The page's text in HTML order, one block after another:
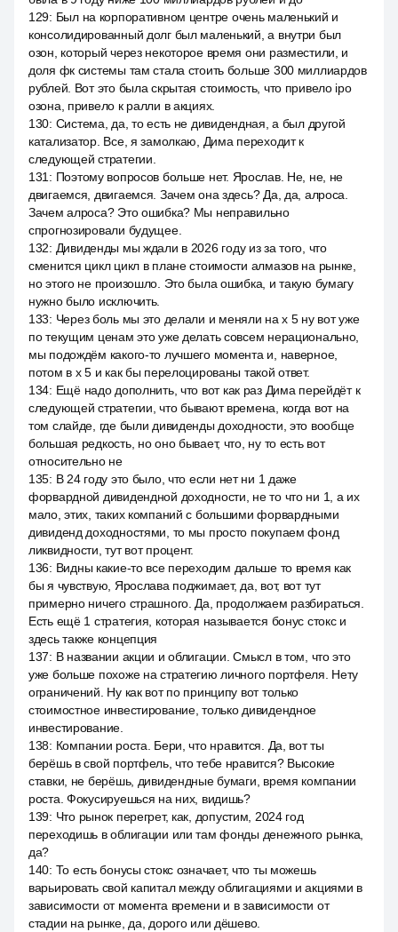
129: Был на корпоративном центре очень маленький и
консолидированный долг был маленький, а внутри был
озон, который через некоторое время они разместили, и
доля фк системы там стала стоить больше 300 миллиардов
рублей. Вот это была скрытая стоимость, что привело ipo
озона, привело к ралли в акциях.
130: Система, да, то есть не дивидендная, а был другой
катализатор. Все, я замолкаю, Дима переходит к
следующей стратегии.
131 : Поэтому вопросов больше нет. Ярослав. Не, не, не
двигаемся, двигаемся. Зачем она здесь? Да, да, алроса.
Зачем алроса? Это ошибка? Мы неправильно
спрогнозировали будущее.
132: Дивиденды мы ждали в 2026 году из за того, что
сменится цикл цикл в плане стоимости алмазов на рынке,
но этого не произошло. Это была ошибка, и такую бумагу
нужно было исключить.
133: Через боль мы это делали и меняли на x 5 ну вот уже
по текущим ценам это уже делать совсем нерационально,
мы подождём какого-то лучшего момента и, наверное,
потом в x 5 и как бы перелоцированы такой ответ.
134: Ещё надо дополнить, что вот как раз Дима перейдёт к
следующей стратегии, что бывают времена, когда вот на
том слайде, где были дивиденды доходности, это вообще
большая редкость, но оно бывает, что, ну то есть вот
относительно не
135: В 24 году это было, что если нет ни 1 даже
форвардной дивидендной доходности, не то что ни 1, а их
мало, этих, таких компаний с большими форвардными
дивиденд доходностями, то мы просто покупаем фонд
ликвидности, тут вот процент.
136: Видны какие-то все переходим дальше то время как
бы я чувствую, Ярослава поджимает, да, вот, вот тут
примерно ничего страшного. Да, продолжаем разбираться.
Есть ещё 1 стратегия, которая называется бонус стокс и
здесь также концепция
137: В названии акции и облигации. Смысл в том, что это
уже больше похоже на стратегию личного портфеля. Нету
ограничений. Ну как вот по принципу вот только
стоимостное инвестирование, только дивидендное
инвестирование.
138: Компании роста. Бери, что нравится. Да, вот ты
берёшь в свой портфель, что тебе нравится? Высокие
ставки, не берёшь, дивидендные бумаги, время компании
роста. Фокусируешься на них, видишь?
139: Что рынок перегрет, как, допустим, 2024 год
переходишь в облигации или там фонды денежного рынка,
да?
140: То есть бонусы стокс означает, что ты можешь
варьировать свой капитал между облигациями и акциями в
зависимости от момента времени и в зависимости от
стадии на рынке, да, дорого или дёшево.